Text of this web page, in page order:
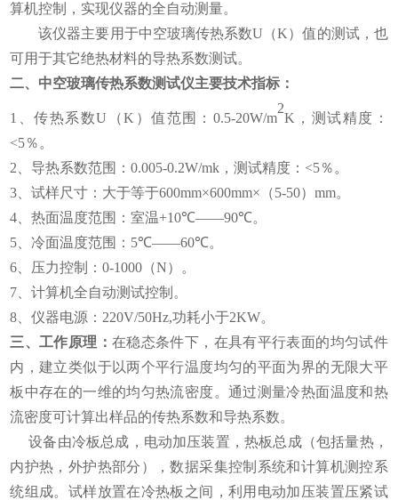
算机控制，实现仪器的全自动测量。
该仪器主要用于中空玻璃传热系数U （K）值的测试，也
可用于其它绝热材料的导热系数测试。
二、 中空玻璃传热系数测试仪主要技术指标：
1 、传热系数U （K ）值范围： 0.5-20W/m
2
K ，测试精度：
<5％。
2 、导热系数范围：0.005-0.2W/mk ，测试精度： <5％。
3 、试样尺寸：大于等于600mm×600mm×（5-50）mm。
4 、热面温度范围：室温+10℃——90℃。
5 、冷面温度范围： 5℃——60℃。
6 、压力控制：0-1000 （N）。
7 、计算机全自动测试控制。
8 、仪器电源： 220V/50Hz,功耗小于2KW。
三、工作原理： 在稳态条件下，在具有平行表面的均匀试件
内，建立类似于以两个平行温度均匀的平面为界的无限大平
板中存在的一维的均匀热流密度。通过测量冷热面温度和热
流密度可计算出样品的传热系数和导热系数。
设备由冷板总成，电动加压装置，热板总成（包括量热，
内护热，外护热部分），数据采集控制系统和计算机测控系
统组成。试样放置在冷热板之间，利用电动加压装置压紧试